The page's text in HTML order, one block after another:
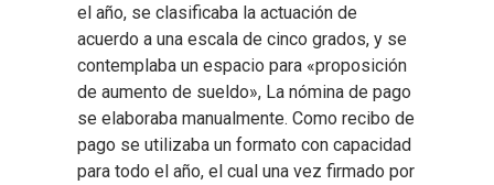
el año, se clasificaba la actuación de
acuerdo a una escala de cinco grados, y se
contemplaba un espacio para «proposición
de aumento de sueldo», La nómina de pago
se elaboraba manualmente. Como recibo de
pago se utilizaba un formato con capacidad
para todo el año, el cual una vez firmado por